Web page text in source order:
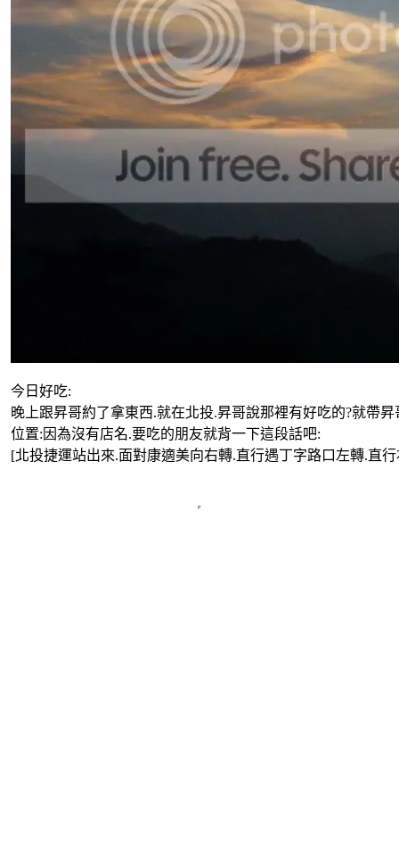
今日好吃:
晚上跟昇哥約了拿東西.就在北投.昇哥說那裡有好吃的?就帶
位置:因為沒有店名.要吃的朋友就背一下這段話吧:
[北投捷運站出來.面對康適美向右轉.直行遇丁字路口左轉.直